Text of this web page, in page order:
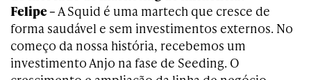
Felipe –A Squid é uma martech que cresce de
forma saudável e sem investimentos externos. No
começo da nossa história, recebemos um
investimento Anjo na fase de Seeding. O